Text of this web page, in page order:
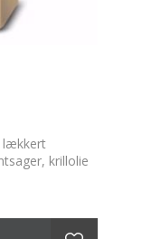
lækkert
krillolie